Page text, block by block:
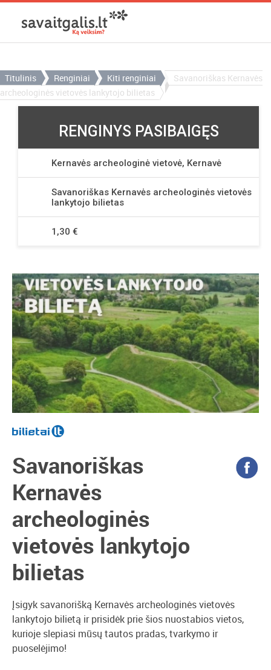
Titulinis Renginiai Kiti renginiai
Savanoriškas Kernavės
archeologinės vietovės lankytojo bilietas
Savanoriškas
Kernavės
archeologinės
vietovės lankytojo
bilietas
Įsigyk savanorišką Kernavės archeologinės vietovės
lankytojo bilietą ir prisidėk prie šios nuostabios vietos,
kurioje slepiasi mūsų tautos pradas, tvarkymo ir
puoselėjimo!
RENGINYS PASIBAIGĘS
Kernavės archeologinė vietovė, Kernavė
Savanoriškas Kernavės archeologinės vietovės
lankytojo bilietas
1,30 €